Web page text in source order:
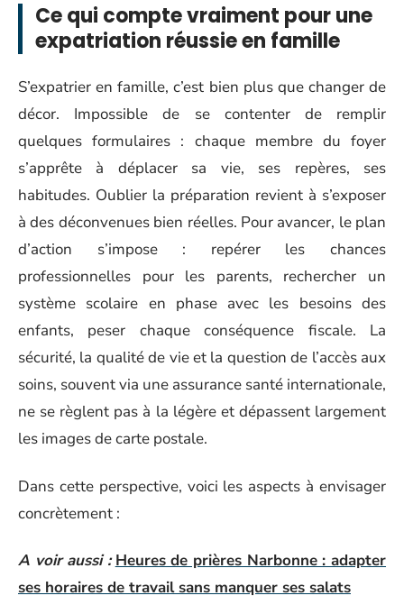
Ce qui compte vraiment pour une
expatriation réussie en famille
S’expatrier en famille, c’est bien plus que changer de
décor. Impossible de se contenter de remplir
quelques formulaires : chaque membre du foyer
s’apprête à déplacer sa vie, ses repères, ses
habitudes. Oublier la préparation revient à s’exposer
à des déconvenues bien réelles. Pour avancer, le plan
d’action s’impose : repérer les chances
professionnelles pour les parents, rechercher un
système scolaire en phase avec les besoins des
enfants, peser chaque conséquence fiscale. La
sécurité, la qualité de vie et la question de l’accès aux
soins, souvent via une assurance santé internationale,
ne se règlent pas à la légère et dépassent largement
les images de carte postale.
Dans cette perspective, voici les aspects à envisager
concrètement :
A voir aussi : Heures de prières Narbonne : adapter
ses horaires de travail sans manquer ses salats